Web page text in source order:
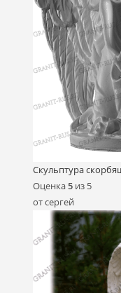
Скульптура
Оценка5 из 5
от сергей